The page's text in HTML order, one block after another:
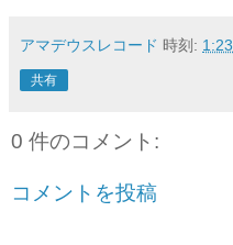
アマデウスレコード 時刻: 1:23
共有
0 件のコメント:
コメントを投稿